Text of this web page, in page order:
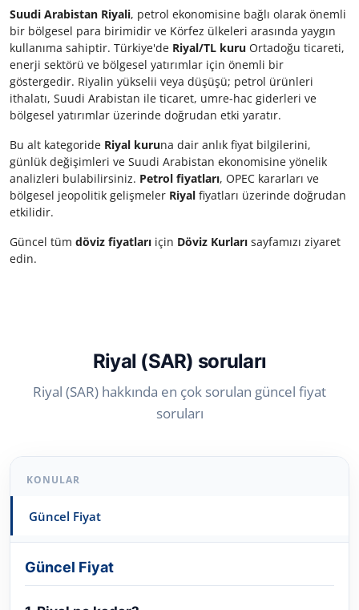
Suudi Arabistan Riyali, petrol ekonomisine bağlı olarak önemli
bir bölgesel para birimidir ve Körfez ülkeleri arasında yaygın
kullanıma sahiptir. Türkiye'de Riyal/TL kuru Ortadoğu ticareti,
enerji sektörü ve bölgesel yatırımlar için önemli bir
göstergedir. Riyalin yükselii veya düşüşü; petrol ürünleri
ithalatı, Suudi Arabistan ile ticaret, umre-hac giderleri ve
bölgesel yatırımlar üzerinde doğrudan etki yaratır.
Bu alt kategoride Riyal kuruna dair anlık fiyat bilgilerini,
günlük değişimleri ve Suudi Arabistan ekonomisine yönelik
analizleri bulabilirsiniz. Petrol fiyatları, OPEC kararları ve
bölgesel jeopolitik gelişmeler Riyal fiyatları üzerinde doğrudan
etkilidir.
Güncel tüm döviz fiyatları için Döviz Kurları sayfamızı ziyaret
edin.
Riyal (SAR) soruları
Riyal (SAR) hakkında en çok sorulan güncel fiyat
soruları
KONULAR
Güncel Fiyat
Güncel Fiyat